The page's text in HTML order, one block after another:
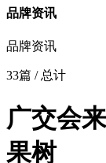
品牌资讯
品牌资讯
33篇 / 总计
广交会
果树